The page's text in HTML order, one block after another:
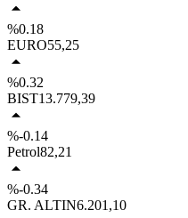
%0.18
EURO55,25
%0.32
BIST13.779,39
%-0.14
Petrol82,21
%-0.34
GR. ALTIN6.201,10